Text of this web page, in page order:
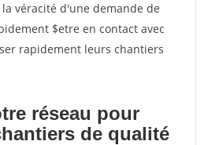
véracité d'une demande de
$etre en contact avec
rapidement leurs chantiers
réseau pour
de qualité